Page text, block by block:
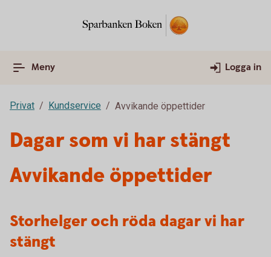
Meny Logga in
Privat Kundservice Avvikande öppettider
Dagar som vi har stängt
Avvikande öppettider
Storhelger och röda dagar vi har
stängt